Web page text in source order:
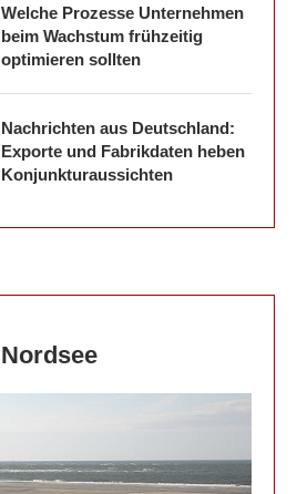
Welche Prozesse Unternehmen
beim Wachstum frühzeitig
optimieren sollten
Nachrichten aus Deutschland:
Exporte und Fabrikdaten heben
Konjunkturaussichten
Nordsee